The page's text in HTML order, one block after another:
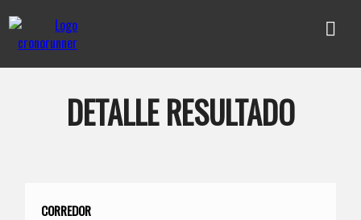
DETALLE RESULTADO
CORREDOR